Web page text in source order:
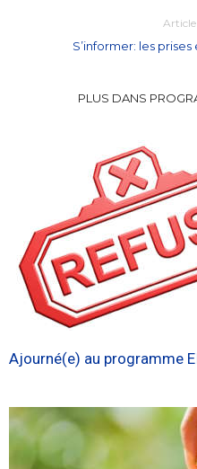
S’informer: les
PLUS DANS
Ajourné(e) au programme